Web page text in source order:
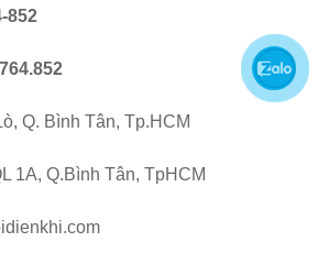
852
Q. Bình Tân, Tp.HCM
1A, Q.Bình Tân, TpHCM